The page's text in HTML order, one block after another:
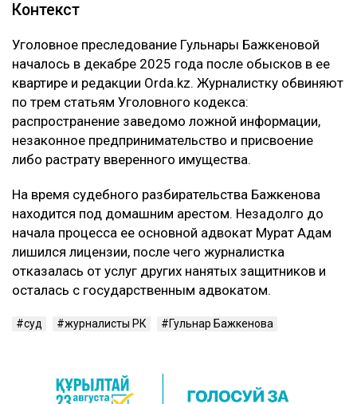
Контекст
Уголовное преследование Гульнары Бажкеновой
началось в декабре 2025 года после обысков в ее
квартире и редакции Orda.kz. Журналистку обвиняют
по трем статьям Уголовного кодекса:
распространение заведомо ложной информации,
незаконное предпринимательство и присвоение
либо растрату вверенного имущества.
На время судебного разбирательства Бажкенова
находится под домашним арестом. Незадолго до
начала процесса ее основной адвокат Мурат Адам
лишился лицензии, после чего журналистка
отказалась от услуг других нанятых защитников и
осталась с государственным адвокатом.
суд журналисты РК Гульнар Бажкенова